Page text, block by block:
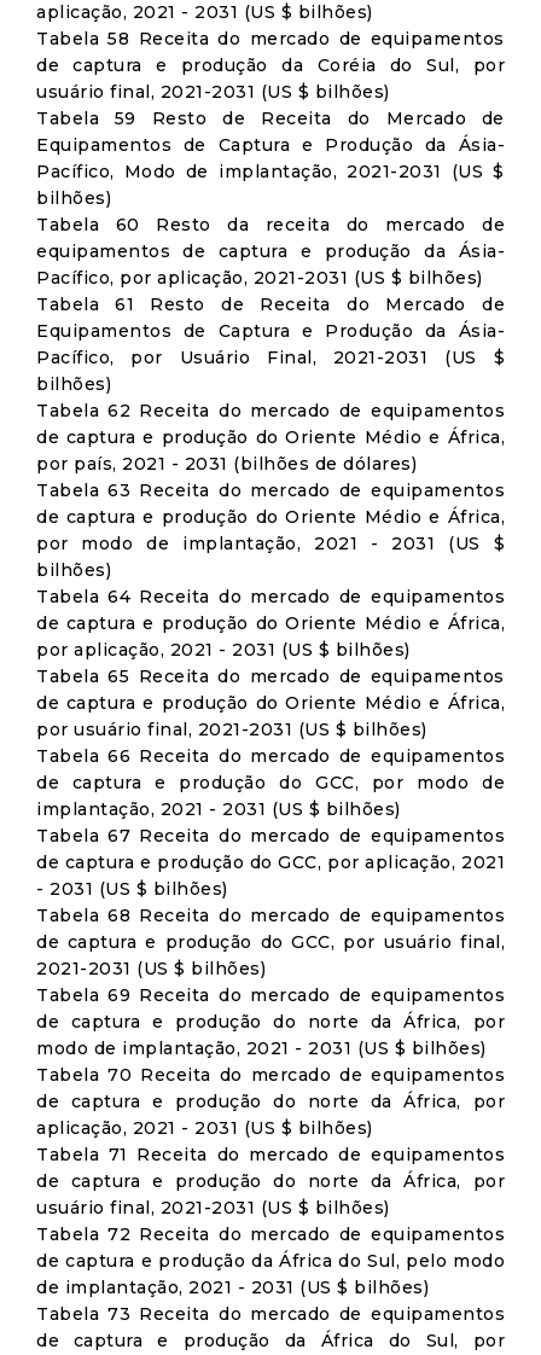
aplicação, 2021 - 2031 (US $ bilhões)
Tabela 58 Receita do mercado de equipamentos
de captura e produção da Coréia do Sul, por
usuário final, 2021-2031 (US $ bilhões)
Tabela 59 Resto de Receita do Mercado de
Equipamentos de Captura e Produção da Ásia-
Pacífico, Modo de implantação, 2021-2031 (US $
bilhões)
Tabela 60 Resto da receita do mercado de
equipamentos de captura e produção da Ásia-
Pacífico, por aplicação, 2021-2031 (US $ bilhões)
Tabela 61 Resto de Receita do Mercado de
Equipamentos de Captura e Produção da Ásia-
Pacífico, por Usuário Final, 2021-2031 (US $
bilhões)
Tabela 62 Receita do mercado de equipamentos
de captura e produção do Oriente Médio e África,
por país, 2021 - 2031 (bilhões de dólares)
Tabela 63 Receita do mercado de equipamentos
de captura e produção do Oriente Médio e África,
por modo de implantação, 2021 - 2031 (US $
bilhões)
Tabela 64 Receita do mercado de equipamentos
de captura e produção do Oriente Médio e África,
por aplicação, 2021 - 2031 (US $ bilhões)
Tabela 65 Receita do mercado de equipamentos
de captura e produção do Oriente Médio e África,
por usuário final, 2021-2031 (US $ bilhões)
Tabela 66 Receita do mercado de equipamentos
de captura e produção do GCC, por modo de
implantação, 2021 - 2031 (US $ bilhões)
Tabela 67 Receita do mercado de equipamentos
de captura e produção do GCC, por aplicação, 2021
- 2031 (US $ bilhões)
Tabela 68 Receita do mercado de equipamentos
de captura e produção do GCC, por usuário final,
2021-2031 (US $ bilhões)
Tabela 69 Receita do mercado de equipamentos
de captura e produção do norte da África, por
modo de implantação, 2021 - 2031 (US $ bilhões)
Tabela 70 Receita do mercado de equipamentos
de captura e produção do norte da África, por
aplicação, 2021 - 2031 (US $ bilhões)
Tabela 71 Receita do mercado de equipamentos
de captura e produção do norte da África, por
usuário final, 2021-2031 (US $ bilhões)
Tabela 72 Receita do mercado de equipamentos
de captura e produção da África do Sul, pelo modo
de implantação, 2021 - 2031 (US $ bilhões)
Tabela 73 Receita do mercado de equipamentos
de captura e produção da África do Sul, por